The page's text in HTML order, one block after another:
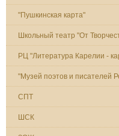
"Пушкинская карта"
Школьный театр "От
РЦ "Литература Карелии -
"Музей поэтов и писателей
СПТ
ШСК